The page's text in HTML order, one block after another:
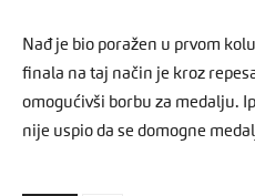
Nađ je bio poražen u prvom
finala na taj način je kroz
omogućivši borbu za medalju.
nije uspio da se domogne